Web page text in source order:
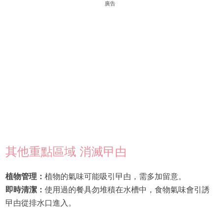
廣告
其他重點區域 消滅曱甴
植物管理： 植物的氣味可能吸引曱甴，需多加留意。
即時清潔： 使用過的餐具勿堆積在水槽中，食物氣味會引誘
曱甴從排水口進入。